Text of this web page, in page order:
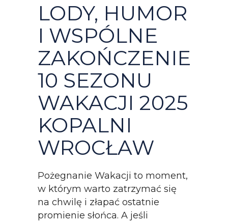
LODY, HUMOR
I WSPÓLNE
ZAKOŃCZENIE
10 SEZONU
WAKACJI 2025
KOPALNI
WROCŁAW
Pożegnanie Wakacji to moment,
w którym warto zatrzymać się
na chwilę i złapać ostatnie
promienie słońca. A jeśli